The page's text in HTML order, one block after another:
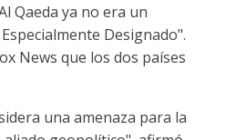
Qaeda ya no era un
Designado".
News que los dos países
una amenaza para la